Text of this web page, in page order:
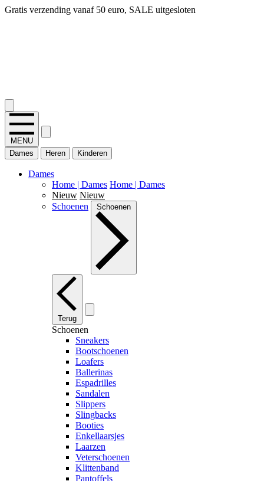
14 dagen bedenktijd, snel geld terug!
MENU
Dames
Heren Kinderen
Dames
Home | Dames Home | Dames
Nieuw Nieuw
Schoenen
Schoenen
Terug
Schoenen
Sneakers
Bootschoenen
Loafers
Ballerinas
Espadrilles
Sandalen
Slippers
Slingbacks
Booties
Enkellaarsjes
Laarzen
Veterschoenen
Klittenband
Pantoffels